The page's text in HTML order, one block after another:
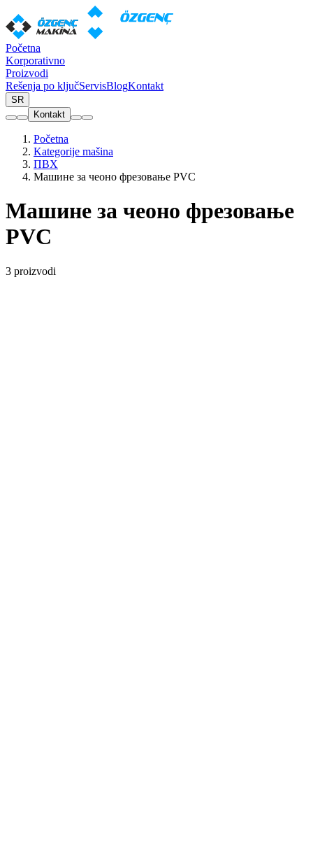
Početna
Korporativno
Proizvodi
Rešenja po ključServisBlogKontakt
SR
Kontakt
Početna
Kategorije mašina
ПВХ
Машине за чеоно фрезовање PVC
Машине за чеоно фрезовање
PVC
3 proizvodi